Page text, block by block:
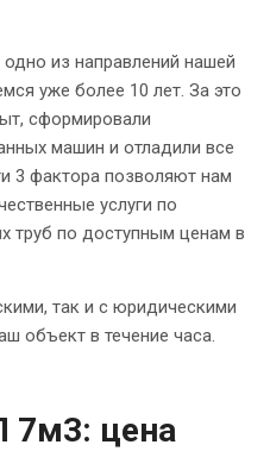
из направлений нашей
уже более 10 лет. За это
сформировали
машин и отладили все
3 фактора позволяют нам
услуги по
труб по доступным ценам в
так и с юридическими
объект в течение часа.
7м3: цена